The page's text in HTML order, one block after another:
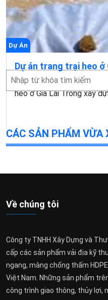
Dự Án
Dự án trang trại heo ở
Ứng dụng của vải địa kỹ
heo ở Gia Lai Trong xây
Tìm
kiếm
CÁC SẢN PHẨM VỪA
Về chúng tôi
Công ty TNHH Xây Dựng và
cấp các sản phẩm vải địa kỹ
ngang, màng chống thấm
Việt Nam. Những sản phẩm
công trình giao thông, thủy lợi,